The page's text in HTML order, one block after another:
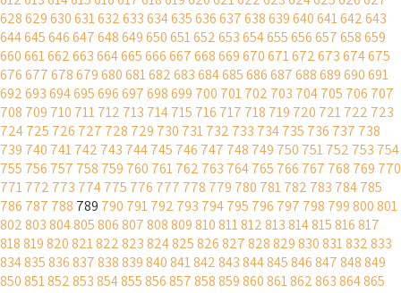
628629630631632633634635636637638639640641642643
644645646647648649650651652653654655656657658659
660661662663664665666667668669670671672673674675
676677678679680681682683684685686687688689690691
692693694695696697698699 700 701702 703 704705 706 707
708 709 710 711712 713 714715 716 717 718 719 720 721722 723
724725 726 727 728 729 730 731732 733 734735 736 737 738
739 740 741742 743 744745 746 747 748 749 750 751752 753 754
755 756 757 758 759 760 761762 763 764765 766 767 768 769 770
771772 773 774775 776 777 778 779 780 781782 783 784785
786 787 788 789 790 791792 793 794795 796 797 798 799800801
802803804805806807808809810811812813814815816817
818819820821822823824825826827828829830831832833
834835836837838839840841842843844845846847848849
850851852853854855856857858859860861862863864865